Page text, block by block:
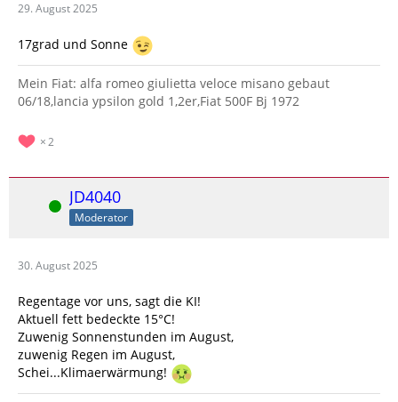
29. August 2025
17grad und Sonne
Mein Fiat: alfa romeo giulietta veloce misano gebaut
06/18,lancia ypsilon gold 1,2er,Fiat 500F Bj 1972
2
Online JD4040
Moderator
30. August 2025
Regentage vor uns, sagt die KI!
Aktuell fett bedeckte 15°C!
Zuwenig Sonnenstunden im August,
zuwenig Regen im August,
Schei...Klimaerwärmung!